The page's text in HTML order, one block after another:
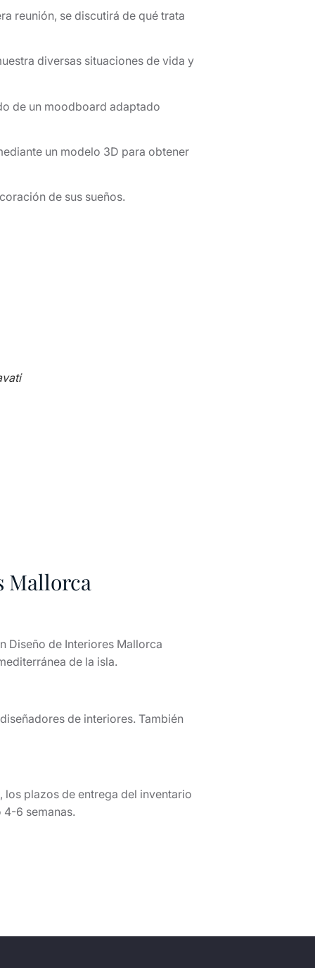
reunión, se discutirá de qué trata
diversas situaciones de vida y
de un moodboard adaptado
un modelo 3D para obtener
de sus sueños.
Mallorca
Diseño de Interiores Mallorca
de la isla.
de interiores. También
plazos de entrega del inventario
6 semanas.